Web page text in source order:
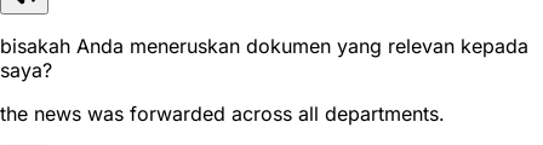
bisakah Anda meneruskan dokumen yang relevan kepada
saya?
the news was forwarded across all departments.